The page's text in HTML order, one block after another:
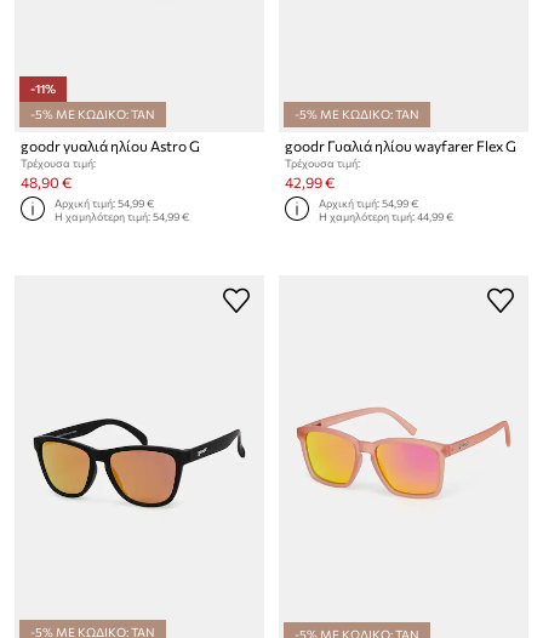
-11%
-5% ΜΕ ΚΩΔΙΚΟ: TAN
goodr γυαλιά ηλίου Astro G
Τρέχουσα τιμή:
48,90 €
Αρχική τιμή:54,99 €
Η χαμηλότερη τιμή:54,99 €
-5% ΜΕ ΚΩΔΙΚΟ: TAN
goodr Γυαλιά ηλίου wayfarer Flex G
Τρέχουσα τιμή:
42,99 €
Αρχική τιμή:54,99 €
Η χαμηλότερη τιμή:44,99 €
-5% ΜΕ ΚΩΔΙΚΟ: TAN -5% ΜΕ ΚΩΔΙΚΟ: TAN